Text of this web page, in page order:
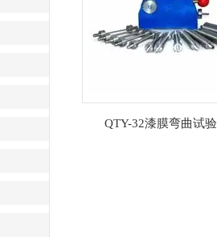
QTY-32漆膜弯曲试